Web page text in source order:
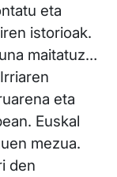
eta
istorioak.
maitatuz…
eta
Euskal
mezua.
den